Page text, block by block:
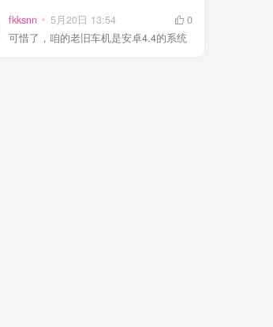
fkksnn 5月20日 13:54
0
可惜了，咱的老旧车机是安卓4.4的系统